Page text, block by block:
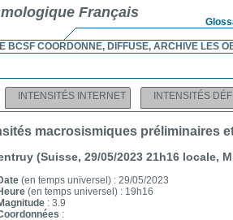
INTENSITÉS INTERNET INTENSITÉS
macrosismiques préliminaires
(Suisse, 29/05/2023 21h16 locale,
(en temps universel) : 29/05/2023
(en temps universel) : 19h16
: 3.9
:
BCSF COORDONNE, DIFFUSE, ARCHIVE LES
Français